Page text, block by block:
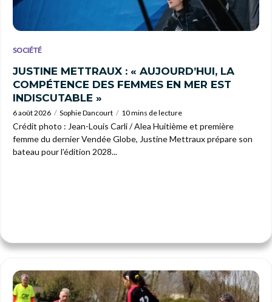
SOCIÉTÉ
JUSTINE METTRAUX : « AUJOURD’HUI, LA
COMPÉTENCE DES FEMMES EN MER EST
INDISCUTABLE »
6 août 2026 Sophie Dancourt 10 mins de lecture
Crédit photo : Jean-Louis Carli / Alea Huitième et première
femme du dernier Vendée Globe, Justine Mettraux prépare son
bateau pour l’édition 2028...